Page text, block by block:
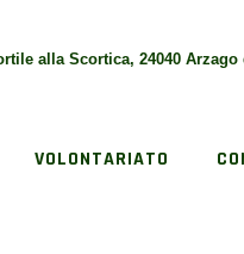
alla Scortica, 24040 Arzago
VOLONTARIATO